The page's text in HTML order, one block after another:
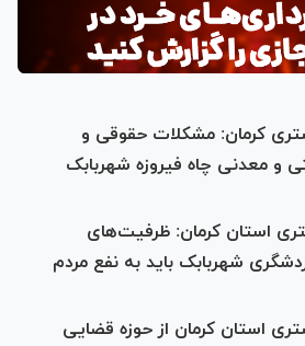
کرمان: مشکلات حقوقی و
معدنی چاه فیروزه شهربابک
استان کرمان: ظرفیت‌های
شهربابک باید به نفع مردم
استان کرمان از حوزه قضایی